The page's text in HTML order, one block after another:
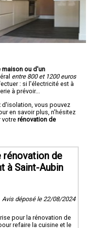
maison ou d'un
entre 800 et 1200 euros
: si l'électricité est à
à prévoir...
d'isolation, vous pouvez
en savoir plus, n'hésitez
votre rénovation de
rénovation de
à Saint-Aubin
Avis déposé le 22/08/2024
pour la rénovation de
refaire la cuisine et le